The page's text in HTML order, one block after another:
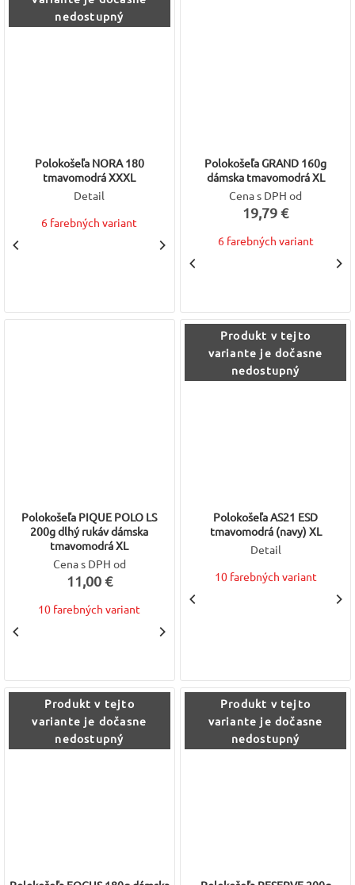
nedostupný
Polokošeľa NORA 180
tmavomodrá XXXL
Detail
6 farebných variant
Polokošeľa GRAND 160g
dámska tmavomodrá XL
Cena s DPH od
19,79 €
6 farebných variant
Polokošeľa PIQUE POLO LS
200g dlhý rukáv dámska
tmavomodrá XL
Cena s DPH od
11,00 €
10 farebných variant
Produkt v tejto
variante je dočasne
nedostupný
Polokošeľa AS21 ESD
tmavomodrá (navy) XL
Detail
10 farebných variant
Produkt v tejto
variante je dočasne
nedostupný
Produkt v tejto
variante je dočasne
nedostupný